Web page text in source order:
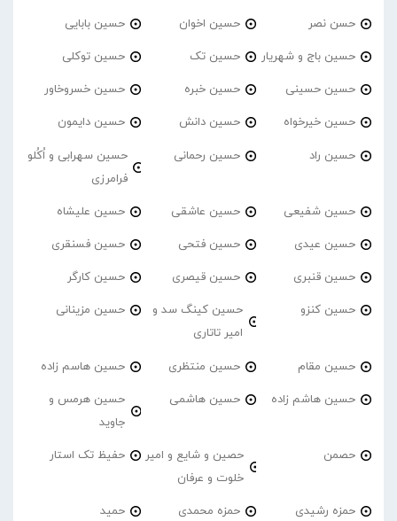
حسن نصر حسین اخوان حسین بابایی
حسین باج و شهریار حسین تک حسین توکلی
حسین حسینی حسین خبره حسین خسروخاور
حسین خیرخواه حسین دانش حسین دایمون
حسین راد حسین رحمانی
حسین سهرابی و اُکُلو
فرامرزی
حسین شفیعی حسین عاشقی حسین علیشاه
حسین عیدی حسین فتحی حسین فسنقری
حسین قنبری حسین قیصری حسین کارگر
حسین کنزو
حسین کینگ سد و
امیر تاتاری
حسین مزینانی
حسین مقام حسین منتظری حسین هاسم زاده
حسین هاشم زاده حسین هاشمی
حسین هرمس و
جاوید
حصمن
حصین و شایع و امیر
خلوت و عرفان
حفیظ تک استار
حمزه رشیدی حمزه محمدی حمید